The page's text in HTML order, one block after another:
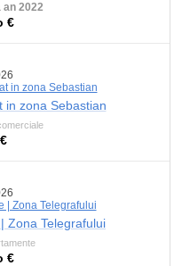
an 2022
€
in zona Sebastian
Zona Telegrafului
€